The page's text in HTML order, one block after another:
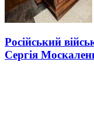
Російський
Сергія